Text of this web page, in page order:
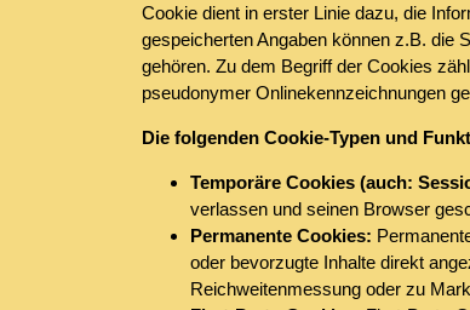
Cookie dient in erster Linie dazu, die
gespeicherten Angaben können z.B. die
gehören. Zu dem Begriff der Cookies
pseudonymer Onlinekennzeichnungen
Die folgenden Cookie-Typen und
Temporäre Cookies (auch:
verlassen und seinen Browser
Permanente Cookies:
oder bevorzugte Inhalte direkt
Reichweitenmessung oder zu